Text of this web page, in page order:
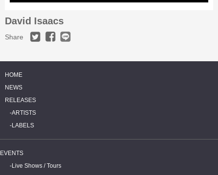
David Isaacs
Share
HOME
NEWS
RELEASES
ARTISTS
LABELS
EVENTS
Live Shows / Tours